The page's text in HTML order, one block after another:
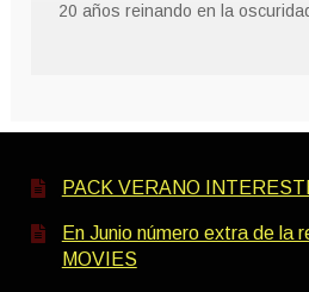
20 años reinando en la
PACK VERANO
En Junio número extra de la
MOVIES